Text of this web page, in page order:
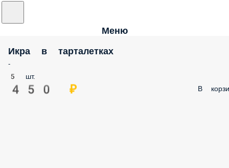
Меню
Икра в тарталетках
-
5 шт.
450 ₽ В